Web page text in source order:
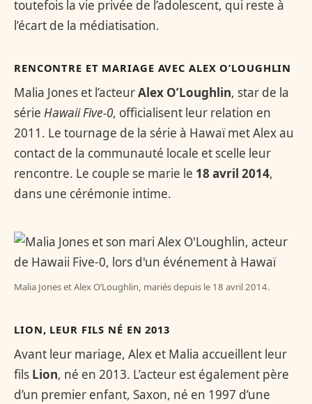
toutefois la vie privée de l’adolescent, qui reste à
l’écart de la médiatisation.
RENCONTRE ET MARIAGE AVEC ALEX O’LOUGHLIN
Malia Jones et l’acteurAlex O’Loughlin, star de la
série Hawaii Five-0, officialisent leur relation en
2011. Le tournage de la série à Hawaï met Alex au
contact de la communauté locale et scelle leur
rencontre. Le couple se marie le 18 avril 2014,
dans une cérémonie intime.
Malia Jones et Alex O’Loughlin, mariés depuis le 18 avril 2014.
LION, LEUR FILS NÉ EN 2013
Avant leur mariage, Alex et Malia accueillent leur
fils Lion, né en 2013. L’acteur est également père
d’un premier enfant, Saxon, né en 1997 d’une